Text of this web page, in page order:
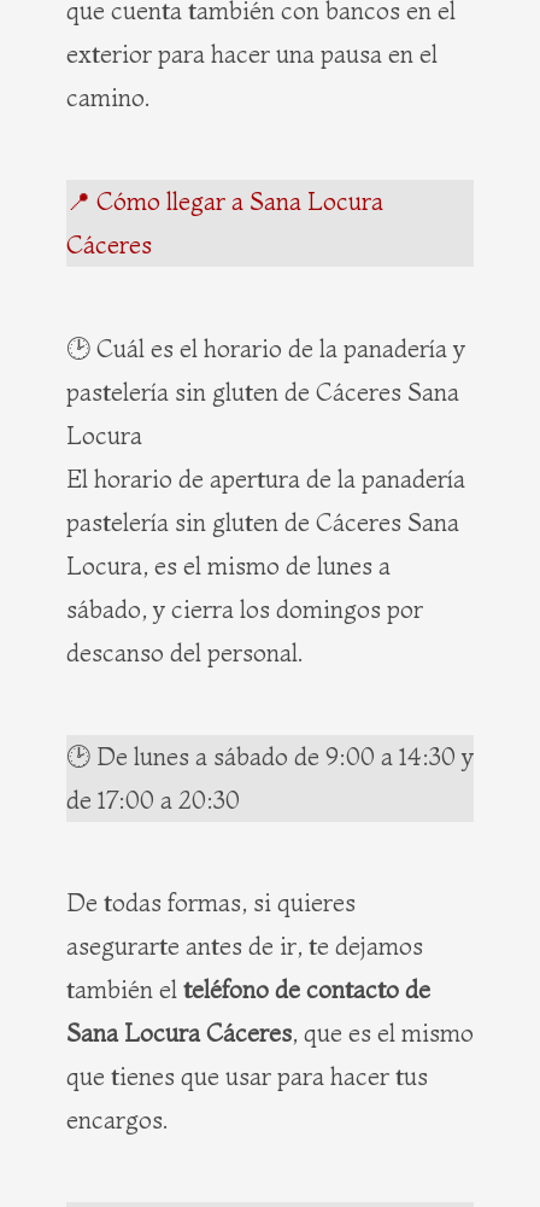
que cuenta también con bancos en el
exterior para hacer una pausa en el
camino.
📍 Cómo llegar a Sana Locura
Cáceres
🕑 Cuál es el horario de la panadería y
pastelería sin gluten de Cáceres Sana
Locura
El horario de apertura de la panadería
pastelería sin gluten de Cáceres Sana
Locura, es el mismo de lunes a
sábado, y cierra los domingos por
descanso del personal.
🕑 De lunes a sábado de 9:00 a 14:30 y
de 17:00 a 20:30
De todas formas, si quieres
asegurarte antes de ir, te dejamos
también el teléfono de contacto de
Sana Locura Cáceres, que es el mismo
que tienes que usar para hacer tus
encargos.